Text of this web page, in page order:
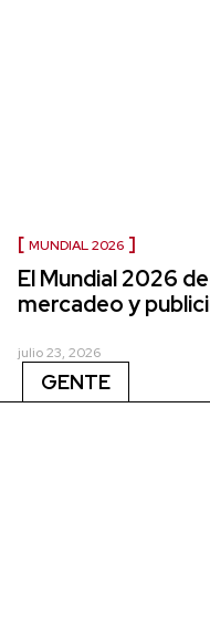
MUNDIAL 2026
El Mundial 2026
mercadeo y
julio 23, 2026
GENTE